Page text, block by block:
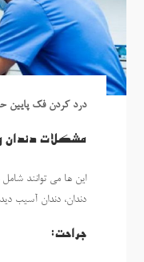
درد کردن فک پایین
مشکلات دندان
این ها می توانند
دندان، دندان آسیب
جراحت: